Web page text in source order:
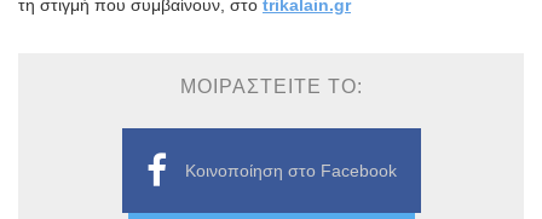
τη στιγμή που συμβαίνουν, στο trikalain.gr
ΜΟΙΡΑΣΤΕΊΤΕ ΤΟ:
Κοινοποίηση στο Facebook